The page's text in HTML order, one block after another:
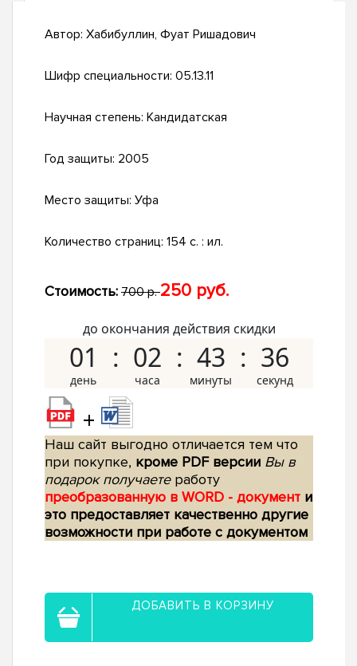
Автор: Хабибуллин, Фуат Ришадович
Шифр специальности: 05.13.11
Научная степень: Кандидатская
Год защиты: 2005
Место защиты: Уфа
Количество страниц: 154 с. : ил.
Стоимость: 700 р.250 руб.
до окончания действия скидки
01 02 43 35
+
Наш сайт выгодно отличается тем что
при покупке, кроме PDF версии Вы в
подарок получаетеработу
преобразованную в WORD - документ и
это предоставляет качественно другие
возможности при работе с документом
ДОБАВИТЬ В КОРЗИНУ